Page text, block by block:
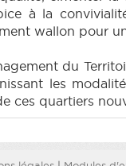
à la
wallon pour
du
les
quartiers